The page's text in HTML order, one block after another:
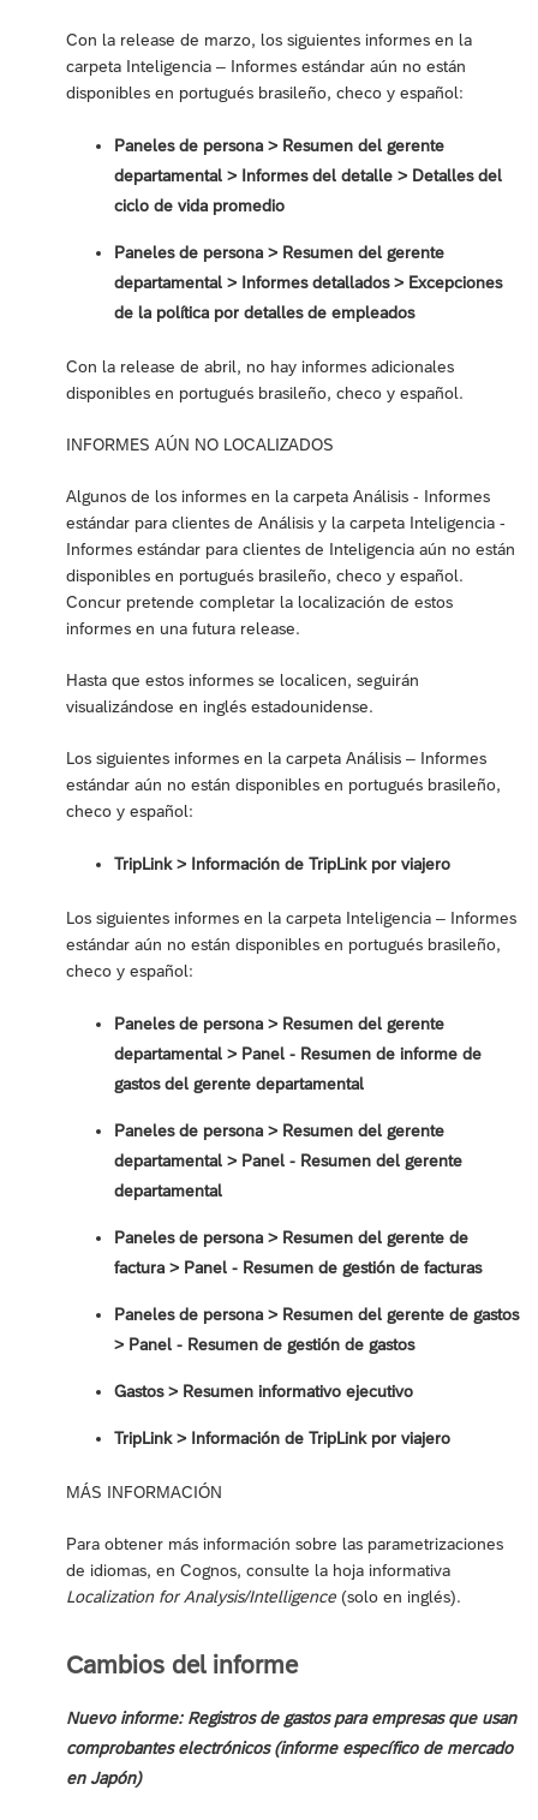
Con la release de marzo, los siguientes informes en la
carpeta Inteligencia – Informes estándar aún no están
disponibles en portugués brasileño, checo y español:
Paneles de persona > Resumen del gerente
departamental > Informes del detalle > Detalles del
ciclo de vida promedio
Paneles de persona > Resumen del gerente
departamental > Informes detallados > Excepciones
de la política por detalles de empleados
Con la release de abril, no hay informes adicionales
disponibles en portugués brasileño, checo y español.
INFORMES AÚN NO LOCALIZADOS
Algunos de los informes en la carpeta Análisis - Informes
estándar para clientes de Análisis y la carpeta Inteligencia -
Informes estándar para clientes de Inteligencia aún no están
disponibles en portugués brasileño, checo y español.
Concur pretende completar la localización de estos
informes en una futura release.
Hasta que estos informes se localicen, seguirán
visualizándose en inglés estadounidense.
Los siguientes informes en la carpeta Análisis – Informes
estándar aún no están disponibles en portugués brasileño,
checo y español:
TripLink > Información de TripLink por viajero
Los siguientes informes en la carpeta Inteligencia – Informes
estándar aún no están disponibles en portugués brasileño,
checo y español:
Paneles de persona > Resumen del gerente
departamental > Panel - Resumen de informe de
gastos del gerente departamental
Paneles de persona > Resumen del gerente
departamental > Panel - Resumen del gerente
departamental
Paneles de persona > Resumen del gerente de
factura > Panel - Resumen de gestión de facturas
Paneles de persona > Resumen del gerente de gastos
> Panel - Resumen de gestión de gastos
Gastos > Resumen informativo ejecutivo
TripLink > Información de TripLink por viajero
MÁS INFORMACIÓN
Para obtener más información sobre las parametrizaciones
de idiomas, en Cognos, consulte la hoja informativa
Localization for Analysis/Intelligence (solo en inglés).
Cambios del informe
Nuevo informe: Registros de gastos para empresas que usan
comprobantes electrónicos (informe específico de mercado
en Japón)